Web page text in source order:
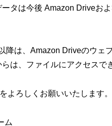
タは今後 Amazon Driveお
降は、Amazon Driveのウェ
は、ファイルにアクセスで
よろしくお願いいたします。
ム